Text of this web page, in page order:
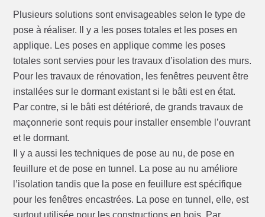
Plusieurs solutions sont envisageables selon le type de
pose à réaliser. Il y a les poses totales et les poses en
applique. Les poses en applique comme les poses
totales sont servies pour les travaux d’isolation des murs.
Pour les travaux de rénovation, les fenêtres peuvent être
installées sur le dormant existant si le bâti est en état.
Par contre, si le bâti est détérioré, de grands travaux de
maçonnerie sont requis pour installer ensemble l’ouvrant
et le dormant.
Il y a aussi les techniques de pose au nu, de pose en
feuillure et de pose en tunnel. La pose au nu améliore
l’isolation tandis que la pose en feuillure est spécifique
pour les fenêtres encastrées. La pose en tunnel, elle, est